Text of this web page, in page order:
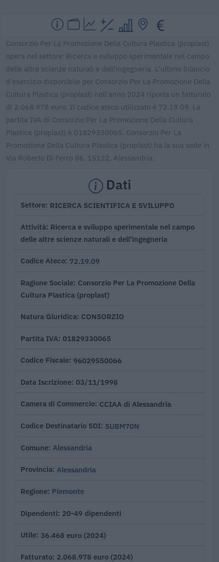
Consorzio Per La Promozione Della Cultura Plastica (proplast)
opera nel settore: Ricerca e sviluppo sperimentale nel campo
delle altre scienze naturali e dell'ingegneria. L'ultimo bilancio
d'esercizio disponibile per Consorzio Per La Promozione Della
Cultura Plastica (proplast) nell'anno 2024 riporta un fatturato
di 2.068.978 euro. Il codice ateco utilizzato è 72.19.09. La
partita IVA di Consorzio Per La Promozione Della Cultura
Plastica (proplast) è 01829330065. Consorzio Per La
Promozione Della Cultura Plastica (proplast) ha la sua sede in
Via Roberto Di Ferro 86, 15122, Alessandria.
Dati
Settore RICERCA SCIENTIFICA E SVILUPPO
Attività Ricerca e sviluppo sperimentale nel campo
delle altre scienze naturali e dell'ingegneria
Codice Ateco 72.19.09
Ragione Sociale Consorzio Per La Promozione Della
Cultura Plastica (proplast)
Natura Giuridica CONSORZIO
Partita IVA 01829330065
Codice Fiscale 96029550066
Data Iscrizione 03/11/1998
Camera di Commercio CCIAA di Alessandria
Codice Destinatario SDI SUBM70N
Comune Alessandria
Provincia Alessandria
Regione Piemonte
Dipendenti 20-49 dipendenti
Utile 36.468 euro (2024)
Fatturato 2.068.978 euro (2024)